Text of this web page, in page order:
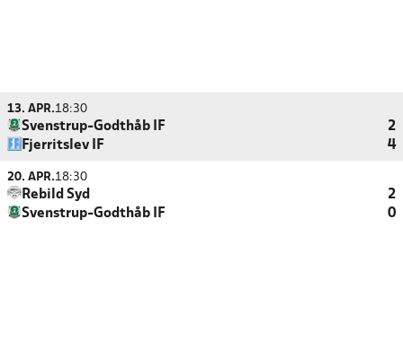
13. APR.18:30
Svenstrup-Godthåb IF
2
Fjerritslev IF
4
20. APR.18:30
Rebild Syd
2
Svenstrup-Godthåb IF
0